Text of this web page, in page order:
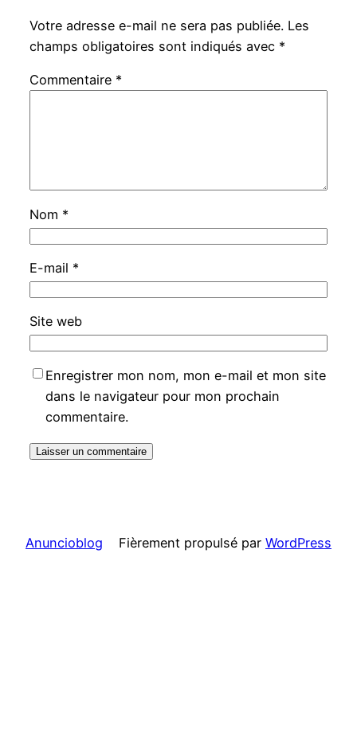
Votre adresse e-mail ne sera pas publiée. Les
champs obligatoires sont indiqués avec *
Commentaire *
Nom *
E-mail *
Site web
Enregistrer mon nom, mon e-mail et mon site
dans le navigateur pour mon prochain
commentaire.
Anuncioblog Fièrement propulsé par WordPress